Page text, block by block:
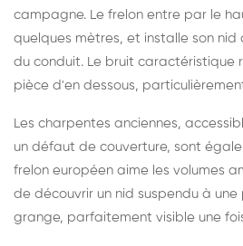
campagne. Le frelon entre par le
quelques mètres, et installe son
du conduit. Le bruit caractéristique
pièce d'en dessous,
Les charpentes anciennes,
un défaut de couverture, sont
frelon européen aime les volumes
de découvrir un nid suspendu à
grange, parfaitement visible une